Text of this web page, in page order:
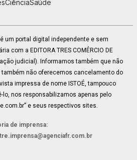
CiênciaSaúde
é um portal digital independente e sem
com a EDITORA TRES COMÉRCIO DE
judicial). Informamos também que não
não oferecemos cancelamento do
impressa de nome ISTOÉ, tampouco
nos responsabilizamos apenas pelo
e seus respectivos sites.
de imprensa: